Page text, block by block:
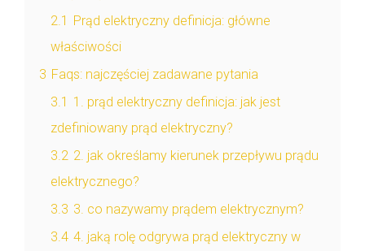
2.1 Prąd elektryczny definicja: główne
właściwości
3 Faqs: najczęściej zadawane pytania
3.1 1. prąd elektryczny definicja: jak jest
zdefiniowany prąd elektryczny?
3.2 2. jak określamy kierunek przepływu prądu
elektrycznego?
3.3 3. co nazywamy prądem elektrycznym?
3.4 4. jaką rolę odgrywa prąd elektryczny w